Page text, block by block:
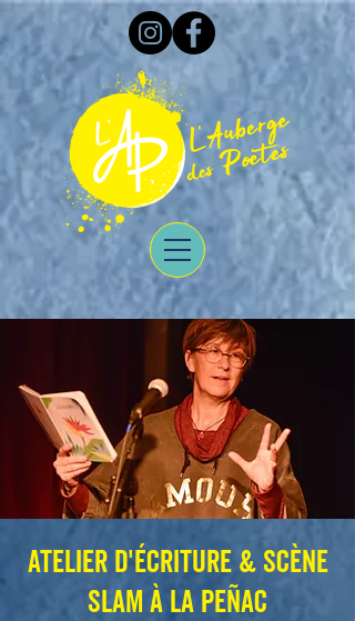
Atelier d'écriture & Scène
SLAM à La Peñac